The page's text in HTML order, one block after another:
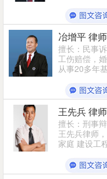
冶增平 律师
擅长：民事
工伤赔偿，
从事20多年
王先兵 律师
擅长：刑事
王先兵律师
家庭 建设工